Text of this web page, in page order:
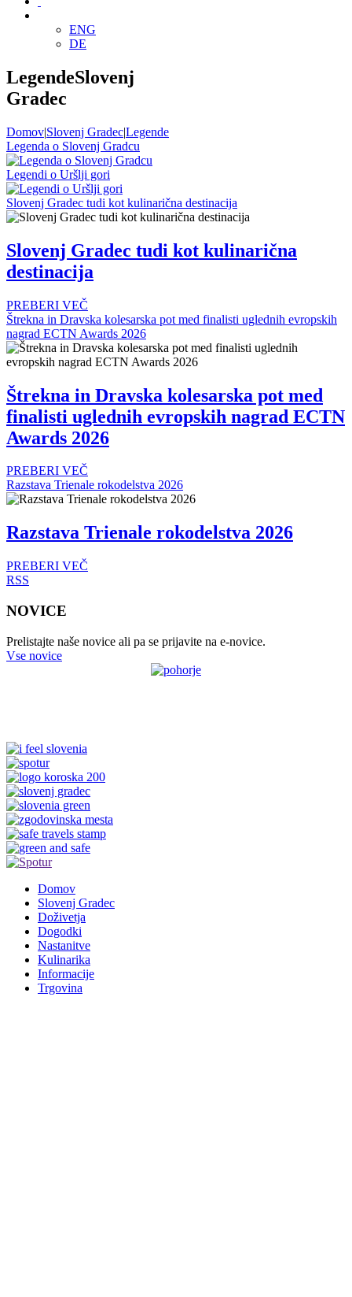
ENG
DE
LegendeSlovenj
Gradec
Domov|Slovenj Gradec|Legende
Legenda o Slovenj Gradcu
Legendi o Uršlji gori
Slovenj Gradec tudi kot kulinarična destinacija
Slovenj Gradec tudi kot kulinarična
destinacija
PREBERI VEČ
Štrekna in Dravska kolesarska pot med finalisti uglednih evropskih
nagrad ECTN Awards 2026
Štrekna in Dravska kolesarska pot med
finalisti uglednih evropskih nagrad ECTN
Awards 2026
PREBERI VEČ
Razstava Trienale rokodelstva 2026
Razstava Trienale rokodelstva 2026
PREBERI VEČ
RSS
NOVICE
Prelistajte naše novice ali pa se prijavite na e-novice.
Vse novice
Domov
Slovenj Gradec
Doživetja
Dogodki
Nastanitve
Kulinarika
Informacije
Trgovina